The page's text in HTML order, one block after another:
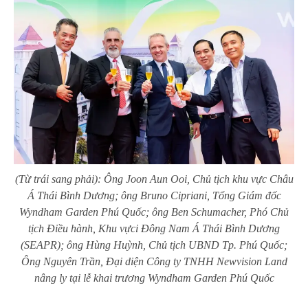
(Từ trái sang phải): Ông Joon Aun Ooi, Chủ tịch khu vực Châu
Á Thái Bình Dương; ông Bruno Cipriani, Tổng Giám đốc
Wyndham Garden Phú Quốc; ông Ben Schumacher, Phó Chủ
tịch Điều hành, Khu vựci Đông Nam Á Thái Bình Dương
(SEAPR); ông Hùng Huỳnh, Chủ tịch UBND Tp. Phú Quốc;
Ông Nguyên Trần, Đại diện Công ty TNHH Newvision Land
nâng ly tại lễ khai trương Wyndham Garden Phú Quốc